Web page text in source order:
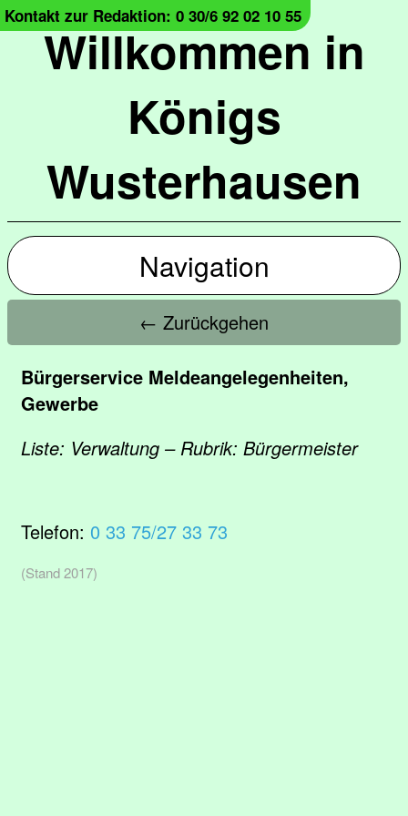
Willkommen in
Königs
Wusterhausen
Kontakt zur Redaktion: 0 30/6 92 02 10 55
Navigation
← Zurückgehen
Bürgerservice Meldeangelegenheiten,
Gewerbe
Liste: Verwaltung – Rubrik: Bürgermeister
Telefon: 0 33 75/27 33 73
(Stand 2017)